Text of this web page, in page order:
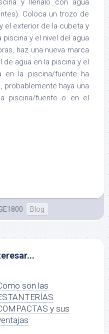
y llénalo con agua
Coloca un trozo de
el exterior de la cubeta y
y el nivel del agua
haz una nueva marca
de agua en la piscina y el
en la piscina/fuente ha
probablemente haya una
piscina/fuente o en el
Blog
son las
y sus